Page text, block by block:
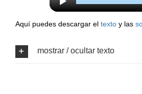
audio
Aquí puedes descargar el textoy las
mostrar / ocultar texto